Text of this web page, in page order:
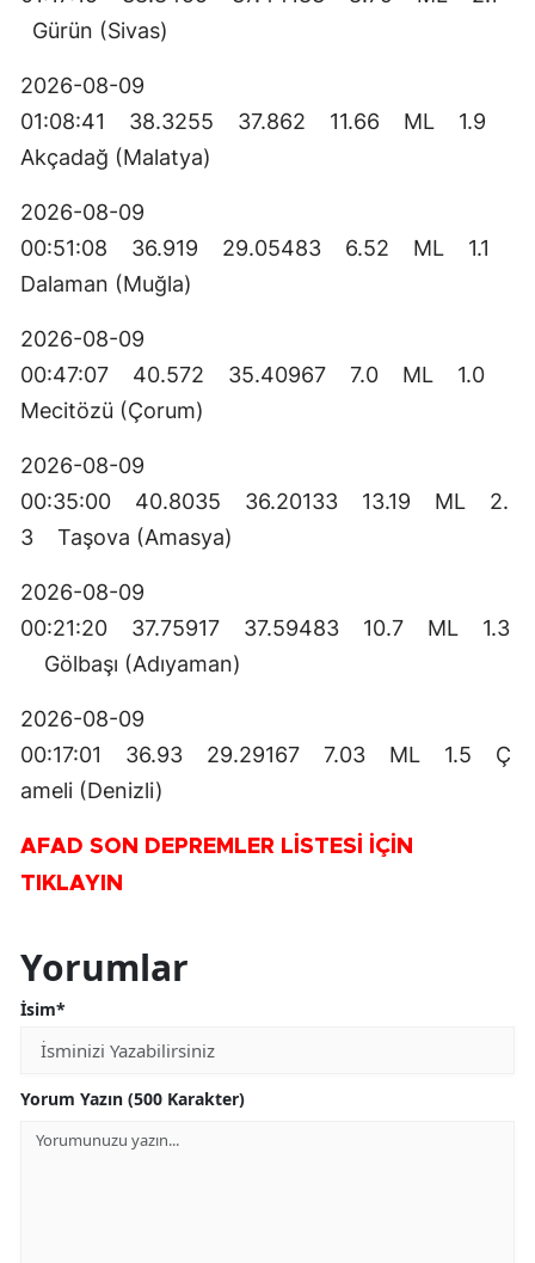
Gürün (Sivas)
2026-08-09
01:08:41 38.3255 37.862 11.66 ML 1.9
Akçadağ (Malatya)
2026-08-09
00:51:08 36.919 29.05483 6.52 ML 1.1
Dalaman (Muğla)
2026-08-09
00:47:07 40.572 35.40967 7.0 ML 1.0
Mecitözü (Çorum)
2026-08-09
00:35:00 40.8035 36.20133 13.19 ML 2.
3 Taşova (Amasya)
2026-08-09
00:21:20 37.75917 37.59483 10.7 ML 1.3
Gölbaşı (Adıyaman)
2026-08-09
00:17:01 36.93 29.29167 7.03 ML 1.5 Ç
ameli (Denizli)
AFAD SON DEPREMLER LİSTESİ İÇİN
TIKLAYIN
Yorumlar
İsim*
Yorum Yazın (500 Karakter)